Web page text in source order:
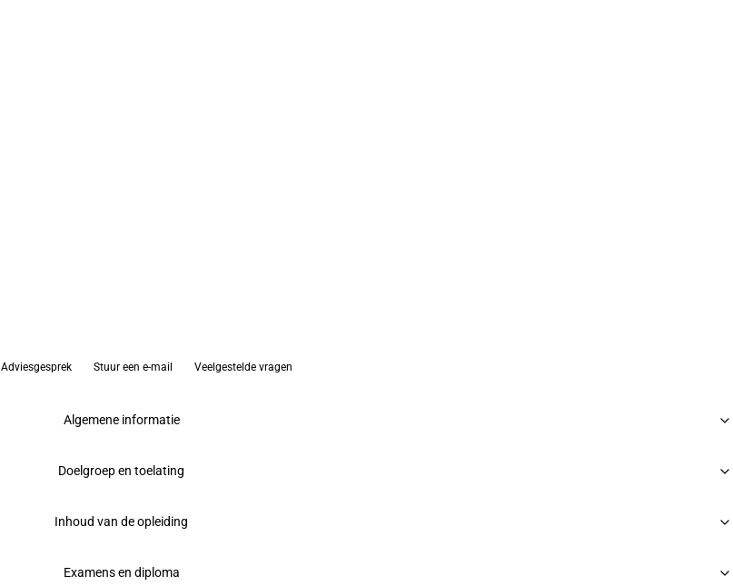
Adviesgesprek Stuur een e-mail Veelgestelde vragen
Algemene informatie
Doelgroep en toelating
Inhoud van de opleiding
Examens en diploma